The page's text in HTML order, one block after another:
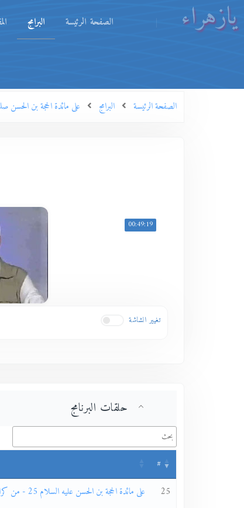
الصفحة الرئيسة البرامج يازهراء
الصفحة الرئيسة البرامج على مائدة الحجة بن الحسن
00:49:19
تغيير الشاشة
حلقات البرنامج
#
25
على مائدة الحجة بن الحسن عليه السلام 25 - من كرائم القرآن المهدوية 22